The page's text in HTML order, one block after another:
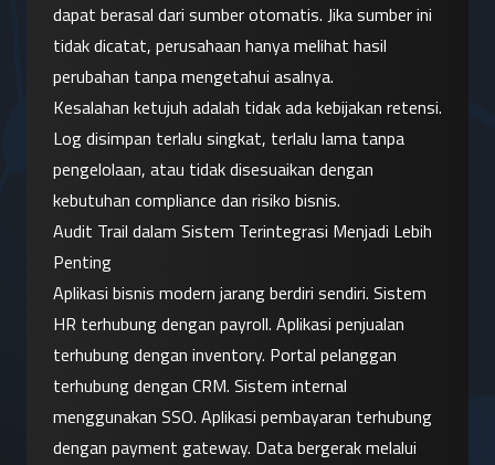
dapat berasal dari sumber otomatis. Jika sumber ini
tidak dicatat, perusahaan hanya melihat hasil
perubahan tanpa mengetahui asalnya.
Kesalahan ketujuh adalah tidak ada kebijakan retensi.
Log disimpan terlalu singkat, terlalu lama tanpa
pengelolaan, atau tidak disesuaikan dengan
kebutuhan compliance dan risiko bisnis.
Audit Trail dalam Sistem Terintegrasi Menjadi Lebih
Penting
Aplikasi bisnis modern jarang berdiri sendiri. Sistem
HR terhubung dengan payroll. Aplikasi penjualan
terhubung dengan inventory. Portal pelanggan
terhubung dengan CRM. Sistem internal
menggunakan SSO. Aplikasi pembayaran terhubung
dengan payment gateway. Data bergerak melalui